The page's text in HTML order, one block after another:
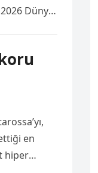
Dünya
6. ve
en
hiper